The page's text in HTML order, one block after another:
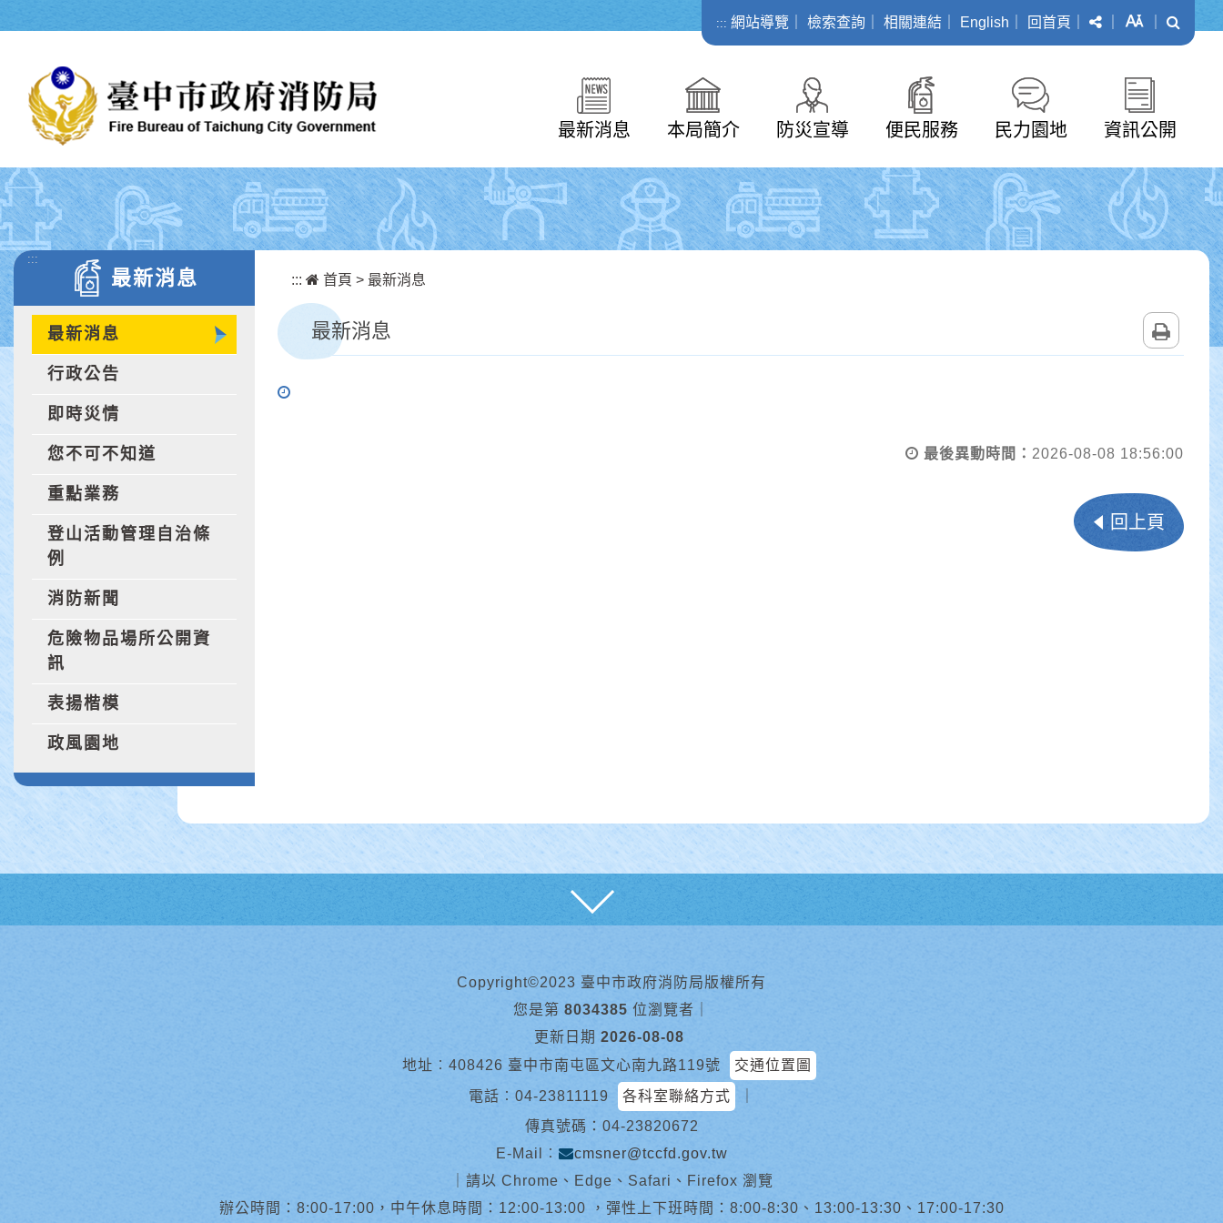
::: 網站導覽 檢索查詢 相關連結 English 回首頁 分享 字級
最新消息 本局簡介 防災宣導 便民服務 民力園地 資訊公開
:::
最新消息
最新消息
行政公告
即時災情
您不可不知道
重點業務
登山活動管理自治條
例
消防新聞
危險物品場所公開資
訊
表揚楷模
政風園地
::: 首頁 > 最新消息
最新消息
最後異動時間： 2026-08-08 18:56:00
回上頁
Copyright©2023 臺中市政府消防局版權所有
您是第 8034385 位瀏覽者
更新日期 2026-08-08
地址︰408426 臺中市南屯區文心南九路119號
交通位置圖
電話︰ 04-23811119 各科室聯絡方式
傳真號碼：04-23820672
E-Mail︰
cmsner@tccfd.gov.tw
請以 Chrome、Edge、Safari、Firefox 瀏覽
辦公時間：8:00-17:00，中午休息時間：12:00-13:00 ，彈性上下班時間：8:00-8:30、13:00-13:30、17:00-17:30